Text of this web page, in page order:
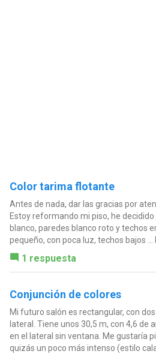
Color tarima flotante
Antes de nada, dar las gracias por
Estoy reformando mi piso, he
blanco, paredes blanco roto y techos
pequeño, con poca luz, techos bajos ...
1 respuesta
Conjunción de colores
Mi futuro salón es rectangular, con
lateral. Tiene unos 30,5 m, con 4,6 de
en el lateral sin ventana. Me gustaría
quizás un poco más intenso (estilo